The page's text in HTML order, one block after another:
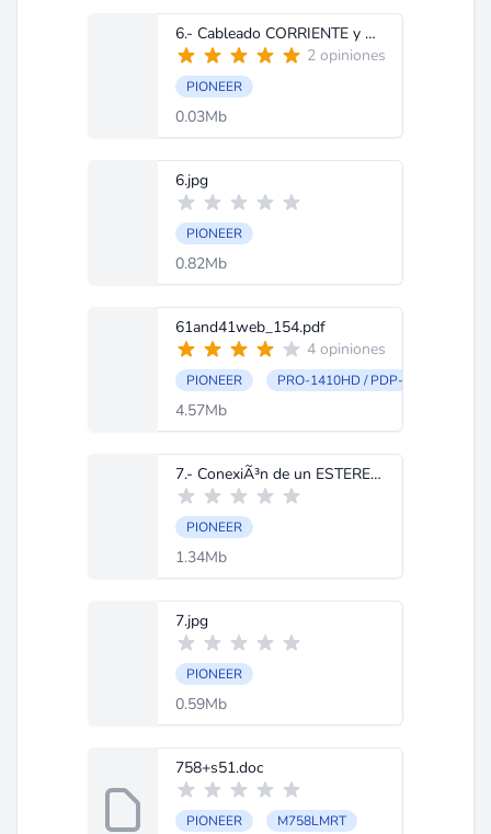
6.- Cableado CORRIENTE y ALTAVOCES.doc
2 opiniones
PIONEER
0.03Mb
6.jpg
PIONEER
0.82Mb
61and41web_154.pdf
4 opiniones
PIONEER PRO-1410HD / PDP-614MX /
4.57Mb
7.- ConexiÃ³n de un ESTEREO O UNIDAD PRINCIPAL.doc
PIONEER
1.34Mb
7.jpg
PIONEER
0.59Mb
758+s51.doc
PIONEER M758LMRT